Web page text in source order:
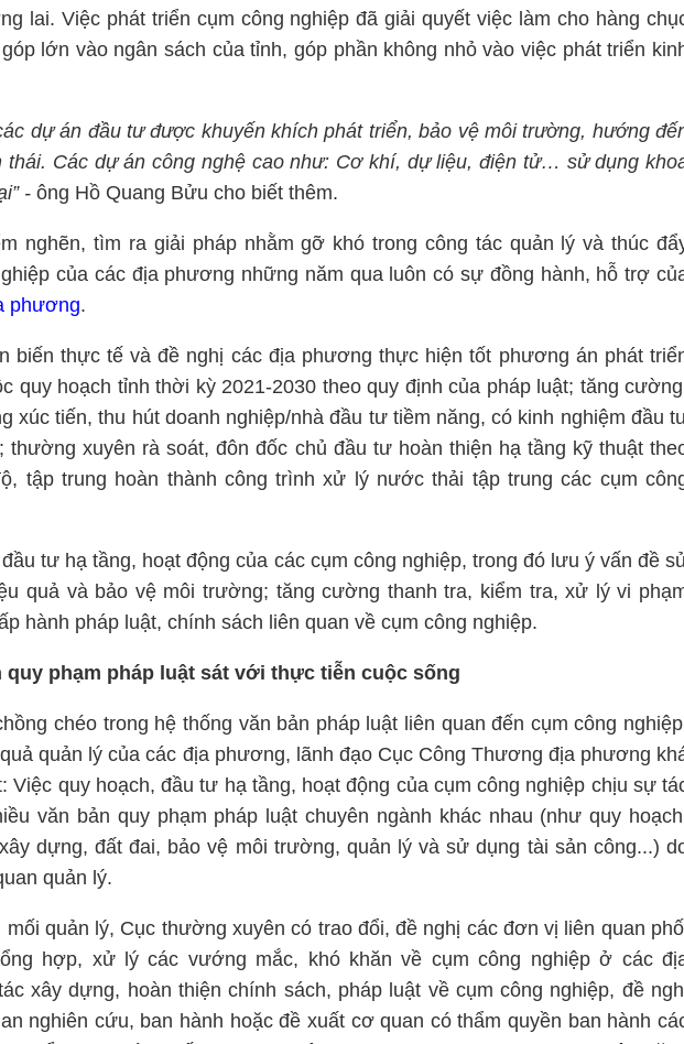
lai. Việc phát triển cụm công nghiệp đã giải quyết việc làm cho hàng
lớn vào ngân sách của tỉnh, góp phần không nhỏ vào việc phát triển
dự án đầu tư được khuyến khích phát triển, bảo vệ môi trường, hướng
thái. Các dự án công nghệ cao như: Cơ khí, dự liệu, điện tử… sử dụng
- ông Hồ Quang Bửu cho biết thêm.
nghẽn, tìm ra giải pháp nhằm gỡ khó trong công tác quản lý và thúc
của các địa phương những năm qua luôn có sự đồng hành, hỗ trợ
phương.
biến thực tế và đề nghị các địa phương thực hiện tốt phương án phát
quy hoạch tỉnh thời kỳ 2021-2030 theo quy định của pháp luật; tăng
xúc tiến, thu hút doanh nghiệp/nhà đầu tư tiềm năng, có kinh nghiệm đầu
thường xuyên rà soát, đôn đốc chủ đầu tư hoàn thiện hạ tầng kỹ thuật
tập trung hoàn thành công trình xử lý nước thải tập trung các cụm
tư hạ tầng, hoạt động của các cụm công nghiệp, trong đó lưu ý vấn đề
quả và bảo vệ môi trường; tăng cường thanh tra, kiểm tra, xử lý vi
hành pháp luật, chính sách liên quan về cụm công nghiệp.
quy phạm pháp luật sát với thực tiễn cuộc sống
chéo trong hệ thống văn bản pháp luật liên quan đến cụm công
quản lý của các địa phương, lãnh đạo Cục Công Thương địa phương
Việc quy hoạch, đầu tư hạ tầng, hoạt động của cụm công nghiệp chịu sự
văn bản quy phạm pháp luật chuyên ngành khác nhau (như quy
dựng, đất đai, bảo vệ môi trường, quản lý và sử dụng tài sản công...)
quản lý.
quản lý, Cục thường xuyên có trao đổi, đề nghị các đơn vị liên quan
hợp, xử lý các vướng mắc, khó khăn về cụm công nghiệp ở các
xây dựng, hoàn thiện chính sách, pháp luật về cụm công nghiệp, đề
nghiên cứu, ban hành hoặc đề xuất cơ quan có thẩm quyền ban hành